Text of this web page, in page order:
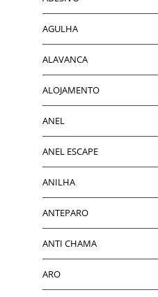
AGULHA
ALAVANCA
ALOJAMENTO
ANEL
ANEL ESCAPE
ANILHA
ANTEPARO
ANTI CHAMA
ARO